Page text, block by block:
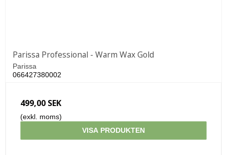
Parissa Professional - Warm Wax Gold
Parissa
066427380002
499,00 SEK
(exkl. moms)
VISA PRODUKTEN